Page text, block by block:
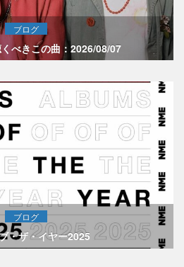
ブログ
べきこの曲：2026/08/07
ブログ
・ザ・イヤー2025